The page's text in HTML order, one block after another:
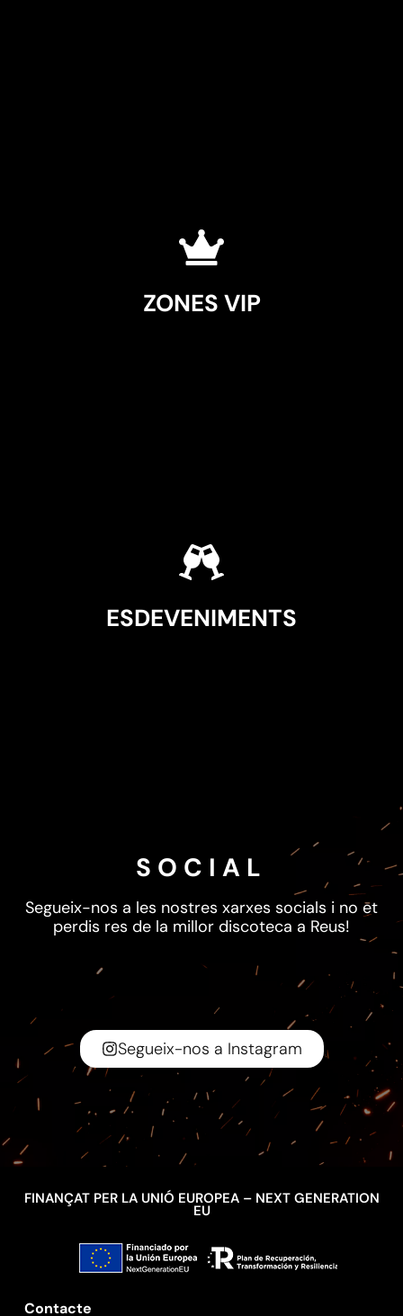
ZONES VIP
ESDEVENIMENTS
SOCIAL
Segueix-nos a les nostres xarxes socials i no et
perdis res de la millor discoteca a Reus!
Segueix-nos a Instagram
Contacte
FINANÇAT PER LA UNIÓ EUROPEA – NEXT GENERATION
EU